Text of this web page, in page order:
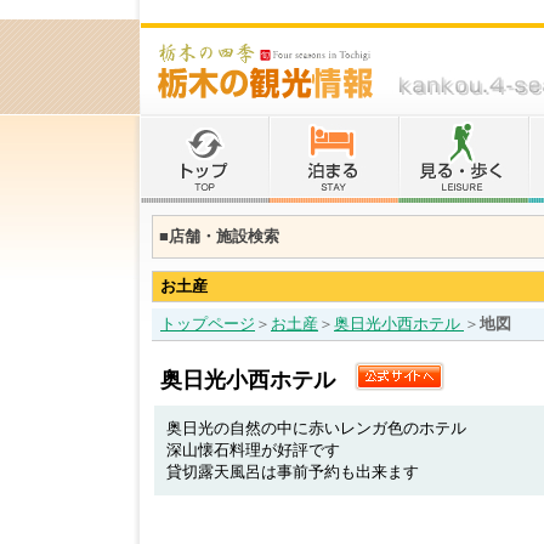
■店舗・施設検索
お土産
トップページ ＞ お土産 ＞ 奥日光小西ホテル ＞ 地図
奥日光小西ホテル
奥日光の自然の中に赤いレンガ色のホテル
深山懐石料理が好評です
貸切露天風呂は事前予約も出来ます